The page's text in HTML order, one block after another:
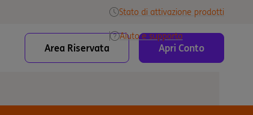
Stato di attivazione prodotti
Aiuto e supporto
Area Riservata Apri Conto